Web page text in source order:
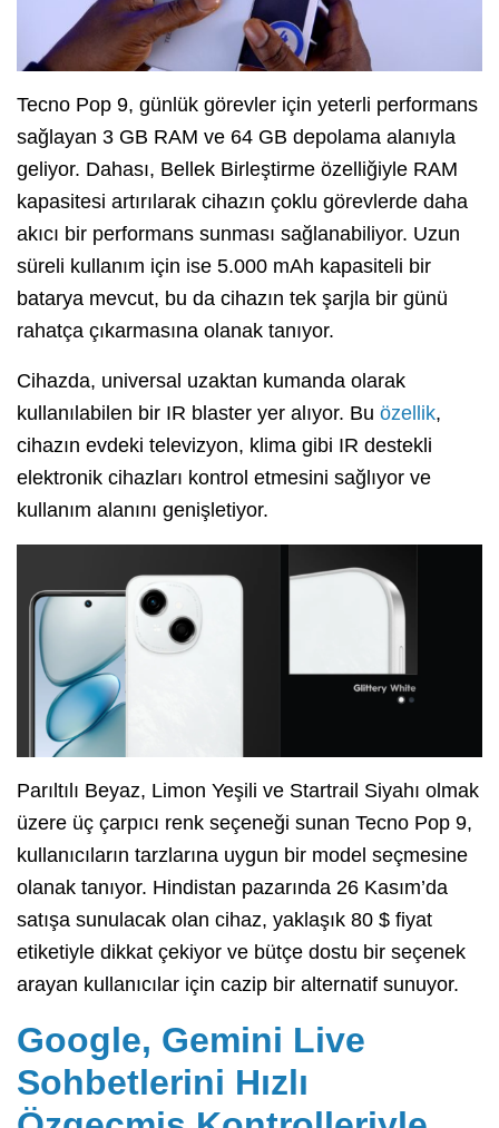
Tecno Pop 9, günlük görevler için yeterli performans
sağlayan 3 GB RAM ve 64 GB depolama alanıyla
geliyor. Dahası, Bellek Birleştirme özelliğiyle RAM
kapasitesi artırılarak cihazın çoklu görevlerde daha
akıcı bir performans sunması sağlanabiliyor. Uzun
süreli kullanım için ise 5.000 mAh kapasiteli bir
batarya mevcut, bu da cihazın tek şarjla bir günü
rahatça çıkarmasına olanak tanıyor.
Cihazda, universal uzaktan kumanda olarak
kullanılabilen bir IR blaster yer alıyor. Bu özellik,
cihazın evdeki televizyon, klima gibi IR destekli
elektronik cihazları kontrol etmesini sağlıyor ve
kullanım alanını genişletiyor.
Parıltılı Beyaz, Limon Yeşili ve Startrail Siyahı olmak
üzere üç çarpıcı renk seçeneği sunan Tecno Pop 9,
kullanıcıların tarzlarına uygun bir model seçmesine
olanak tanıyor. Hindistan pazarında 26 Kasım’da
satışa sunulacak olan cihaz, yaklaşık 80 $ fiyat
etiketiyle dikkat çekiyor ve bütçe dostu bir seçenek
arayan kullanıcılar için cazip bir alternatif sunuyor.
Google, Gemini Live
Sohbetlerini Hızlı